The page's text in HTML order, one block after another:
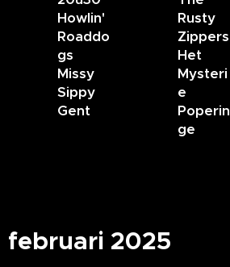
Howlin'
Roaddo
gs
Missy
Sippy
Gent
Rusty
Zippers
Het
Mysteri
e
Poperin
ge
februari 2025